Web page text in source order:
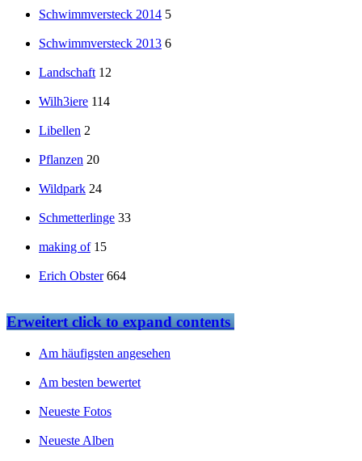
Schwimmversteck 2014 5
Schwimmversteck 2013 6
Landschaft 12
Wilh3iere 114
Libellen 2
Pflanzen 20
Wildpark 24
Schmetterlinge 33
making of 15
Erich Obster 664
Erweitertclick to expand contents
Am häufigsten angesehen
Am besten bewertet
Neueste Fotos
Neueste Alben